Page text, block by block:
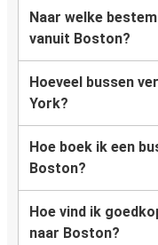
Naar welke
vanuit Boston?
Hoeveel bussen
York?
Hoe boek ik een
Boston?
Hoe vind ik
naar Boston?